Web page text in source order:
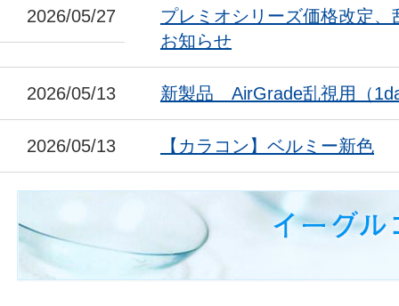
2026/05/27
プレミオシリーズ価格改定
お知らせ
2026/05/13 新製品 AirGrade乱視用（
2026/05/13 【カラコン】ベルミー新色